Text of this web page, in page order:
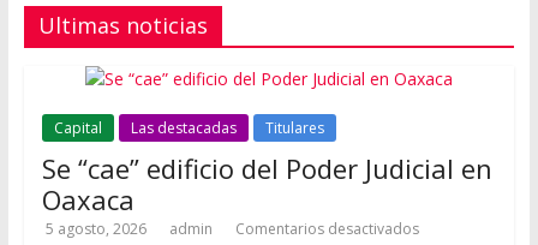
Ultimas noticias
Capital Las destacadas Titulares
Se “cae” edificio del Poder Judicial en
Oaxaca
5 agosto, 2026 admin Comentarios desactivados